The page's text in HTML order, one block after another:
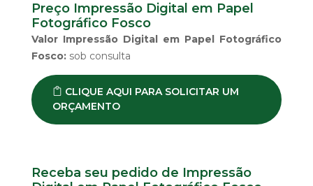
Preço Impressão Digital em Papel
Fotográfico Fosco
Valor Impressão Digital em Papel Fotográfico
Fosco: sob consulta
CLIQUE AQUI PARA SOLICITAR UM
ORÇAMENTO
Receba seu pedido de Impressão